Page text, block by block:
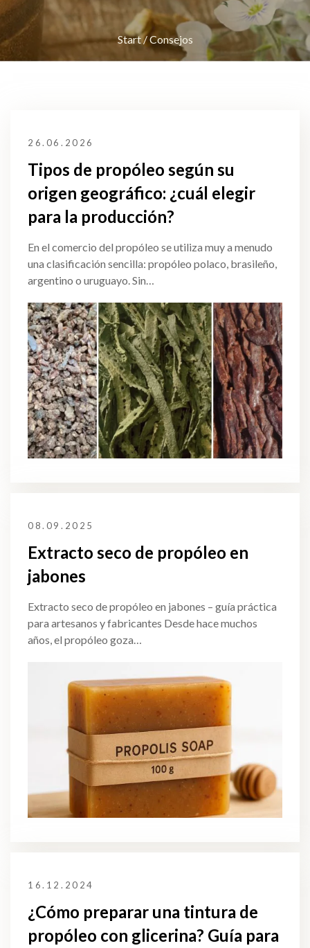
Start/Consejos
26.06.2026
Tipos de propóleo según su
origen geográfico: ¿cuál elegir
para la producción?
En el comercio del propóleo se utiliza muy a menudo
una clasificación sencilla: propóleo polaco, brasileño,
argentino o uruguayo. Sin…
08.09.2025
Extracto seco de propóleo en
jabones
Extracto seco de propóleo en jabones – guía práctica
para artesanos y fabricantes Desde hace muchos
años, el propóleo goza…
16.12.2024
¿Cómo preparar una tintura de
propóleo con glicerina? Guía para